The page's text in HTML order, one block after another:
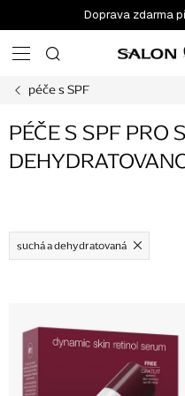
na
obsah
Doprava zdarma
péče s SPF
PÉČE S SPF PRO
suchá a dehydratovaná